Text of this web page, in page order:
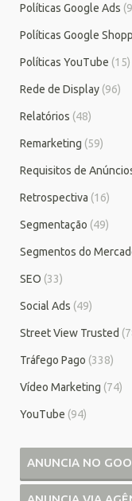
Políticas Google Ads
Políticas Google
Políticas YouTube (15)
Rede de Display (96)
Relatórios (48)
Remarketing (59)
Requisitos de
Retrospectiva (16)
Segmentação (49)
Segmentos do
SEO (33)
Social Ads (49)
Street View Trusted
Tráfego Pago (338)
Vídeo Marketing (74)
YouTube (94)
ANUNCIA NO